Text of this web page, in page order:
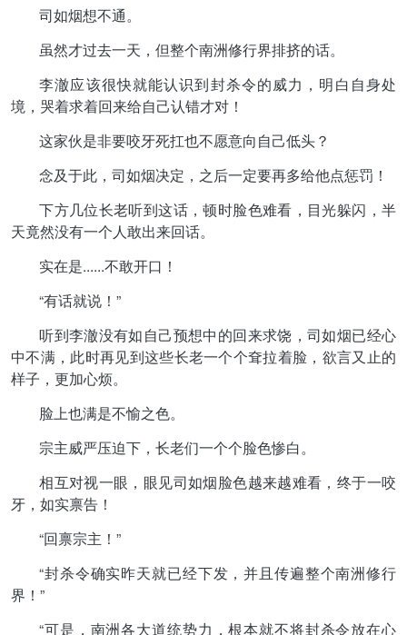
司如烟想不通。
虽然才过去一天，但整个南洲修行界排挤的话。
李澈应该很快就能认识到封杀令的威力，明白自身处
境，哭着求着回来给自己认错才对！
这家伙是非要咬牙死扛也不愿意向自己低头？
念及于此，司如烟决定，之后一定要再多给他点惩罚！
下方几位长老听到这话，顿时脸色难看，目光躲闪，半
天竟然没有一个人敢出来回话。
实在是......不敢开口！
“有话就说！”
听到李澈没有如自己预想中的回来求饶，司如烟已经心
中不满，此时再见到这些长老一个个耷拉着脸，欲言又止的
样子，更加心烦。
脸上也满是不愉之色。
宗主威严压迫下，长老们一个个脸色惨白。
相互对视一眼，眼见司如烟脸色越来越难看，终于一咬
牙，如实禀告！
“回禀宗主！”
“封杀令确实昨天就已经下发，并且传遍整个南洲修行
界！”
“可是，南洲各大道统势力，根本就不将封杀令放在心